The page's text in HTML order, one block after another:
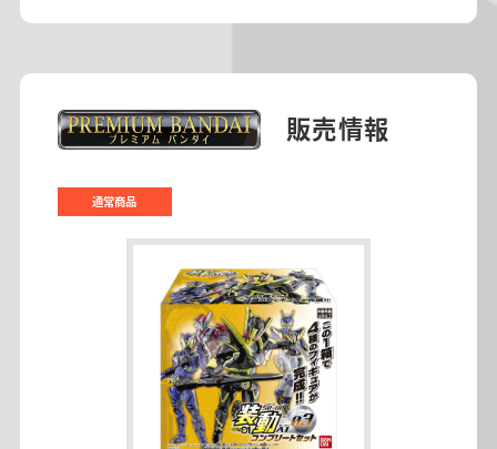
販売情報
通常商品